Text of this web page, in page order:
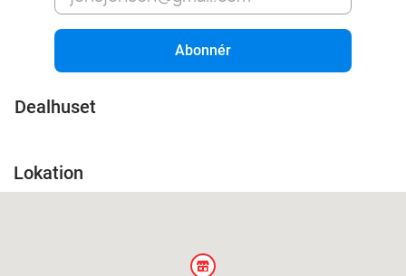
Abonnér
Dealhuset
Lokation
store